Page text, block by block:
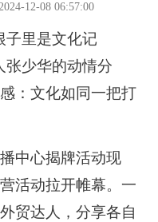
12-08 06:57:00
里是文化记
张少华的动情分
：文化如同一把打
中心揭牌活动现
活动拉开帷幕。一
贸达人，分享各自